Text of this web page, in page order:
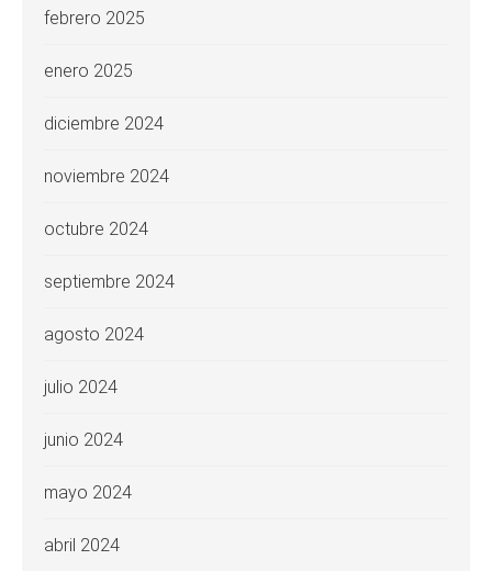
febrero 2025
enero 2025
diciembre 2024
noviembre 2024
octubre 2024
septiembre 2024
agosto 2024
julio 2024
junio 2024
mayo 2024
abril 2024